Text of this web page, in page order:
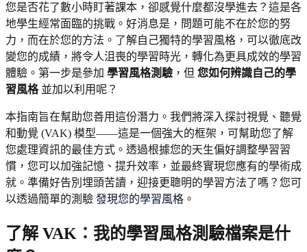
您是否花了數小時盯著課本，卻感覺什麼都沒學進去？這是各
地學生經常面臨的挑戰。好消息是，問題可能不在於您的努
力，而在於您的方法。了解自己獨特的學習風格，可以徹底改
變您的成績，將令人沮喪的學習時光，轉化為更具成效的學習
體驗。第一步是參加 學習風格測驗 ，但 您如何辨識自己的學
習風格並加以利用呢？
本指南旨在幫助您善用這份潛力。我們將深入探討視覺、聽覺
和動覺 (VAK) 模型——這是一個強大的框架，可幫助您了解
您處理資訊的最佳方式。透過根據您的天生偏好調整學習習
慣，您可以加強記憶、提升效率，並最終實現您應有的學術成
就。準備好告別埋頭苦讀，迎接更聰明的學習方法了嗎？您可
以透過簡單的測驗 發現您的學習風格 。
了解 VAK：我的學習風格測驗檔案是什